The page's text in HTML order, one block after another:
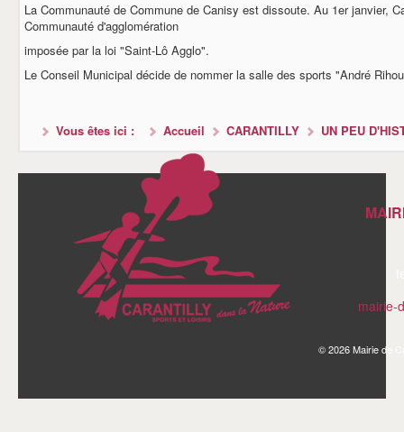
La Communauté de Commune de Canisy est dissoute. Au 1er janvier,
Communauté d'agglomération
imposée par la loi "Saint-Lô Agglo".
Le Conseil Municipal décide de nommer la salle des sports "André
Vous êtes ici : Accueil CARANTILLY UN PEU
mairie-
© 2026 Mairie de